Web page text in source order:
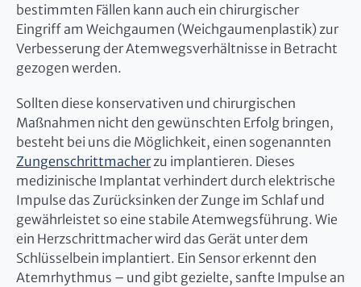
bestimmten Fällen kann auch ein chirurgischer
Eingriff am Weichgaumen (Weichgaumenplastik) zur
Verbesserung der Atemwegsverhältnisse in Betracht
gezogen werden.
Sollten diese konservativen und chirurgischen
Maßnahmen nicht den gewünschten Erfolg bringen,
besteht bei uns die Möglichkeit, einen sogenannten
Zungenschrittmacherzu implantieren. Dieses
medizinische Implantat verhindert durch elektrische
Impulse das Zurücksinken der Zunge im Schlaf und
gewährleistet so eine stabile Atemwegsführung. Wie
ein Herzschrittmacher wird das Gerät unter dem
Schlüsselbein implantiert. Ein Sensor erkennt den
Atemrhythmus – und gibt gezielte, sanfte Impulse an